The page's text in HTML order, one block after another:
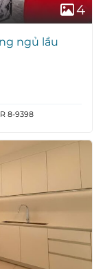
4
ngủ lầu
8-9398